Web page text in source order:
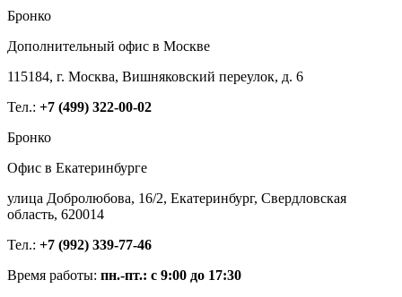
Бронко
Дополнительный офис в Москве
115184, г. Москва, Вишняковский переулок, д. 6
Тел.: +7 (499) 322-00-02
Бронко
Офис в Екатеринбурге
улица Добролюбова, 16/2, Екатеринбург, Свердловская
область, 620014
Тел.: +7 (992) 339-77-46
Время работы: пн.-пт.: с 9:00 до 17:30